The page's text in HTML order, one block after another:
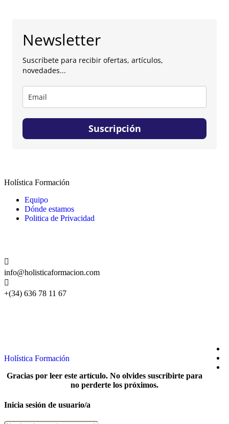
Newsletter
Suscríbete para recibir ofertas, artículos,
novedades...
Suscripción
Holística Formación
Equipo
Dónde estamos
Politica de Privacidad
info@holisticaformacion.com
+(34) 636 78 11 67
Holística Formación
Gracias por leer este artículo. No olvides suscribirte para
no perderte los próximos.
Inicia sesión de usuario/a